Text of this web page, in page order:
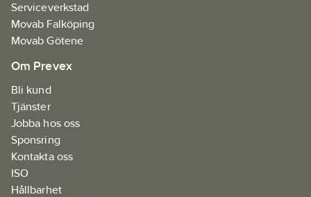
Serviceverkstad
Movab Falköping
Movab Götene
Om Prevex
Bli kund
Tjänster
Jobba hos oss
Sponsring
Kontakta oss
ISO
Hållbarhet